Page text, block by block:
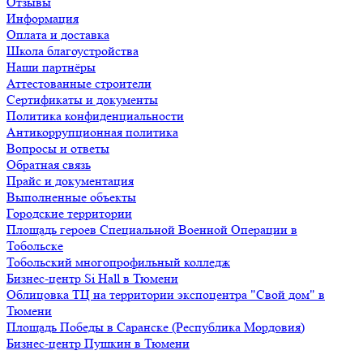
Информация
Оплата и доставка
Школа благоустройства
Наши партнёры
Аттестованные строители
Сертификаты и документы
Политика конфиденциальности
Антикоррупционная политика
Вопросы и ответы
Обратная связь
Прайс и документация
Выполненные объекты
Городские территории
Площадь героев Специальной Военной Операции в
Тобольске
Тобольский многопрофильный колледж
Бизнес-центр Si Hall в Тюмени
Облицовка ТЦ на территории экспоцентра "Свой дом" в
Тюмени
Площадь Победы в Саранске (Республика Мордовия)
Бизнес-центр Пушкин в Тюмени